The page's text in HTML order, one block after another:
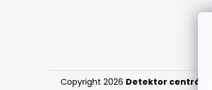
Copyright 2026 Detektor centrála